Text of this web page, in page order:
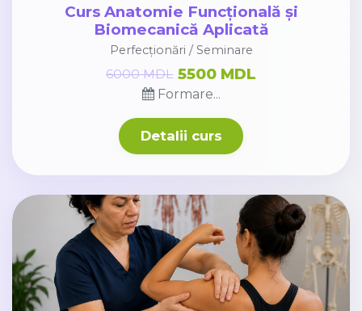
Curs Anatomie Funcțională și
Biomecanică Aplicată
Perfecționări / Seminare
Formare...
6000 MDL 5500 MDL
Detalii curs